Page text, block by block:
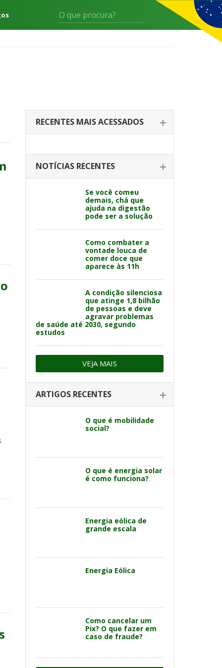
RECENTES MAIS ACESSADOS
NOTÍCIAS RECENTES
Se você comeu
demais, chá que
ajuda na digestão
pode ser a solução
Como combater a
vontade louca de
comer doce que
aparece às 11h
A condição silenciosa
que atinge 1,8 bilhão
de pessoas e deve
agravar problemas
de saúde até 2030, segundo
estudos
VEJA MAIS
ARTIGOS RECENTES
O que é mobilidade
social?
O que é energia solar
é como funciona?
Energia eólica de
grande escala
Energia Eólica
Como cancelar um
Pix? O que fazer em
caso de fraude?